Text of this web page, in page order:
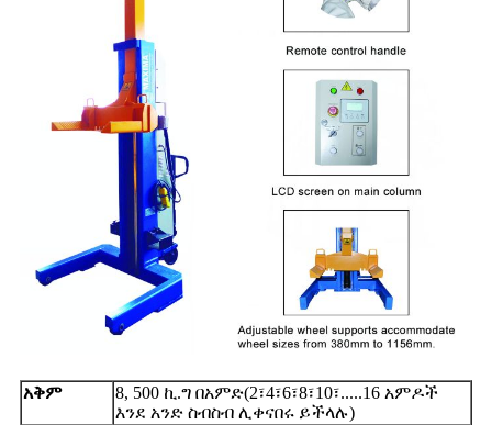
አቅም 8, 500 ኪ.ግ በአምድ(2፣4፣6፣8፣10፣.....16 አምዶች
እንደ አንድ ስብስብ ሊቀናበሩ ይችላሉ)